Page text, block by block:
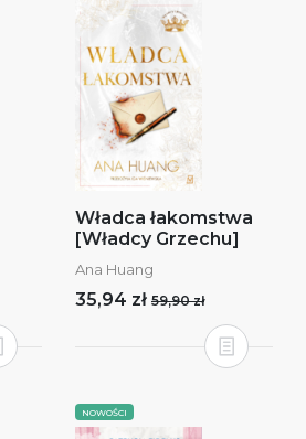
Władca łakomstwa
[Władcy Grzechu]
Ana Huang
35,94 zł 59,90 zł
NOWOŚCI